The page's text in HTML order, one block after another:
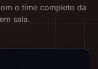
o time completo da
sala.